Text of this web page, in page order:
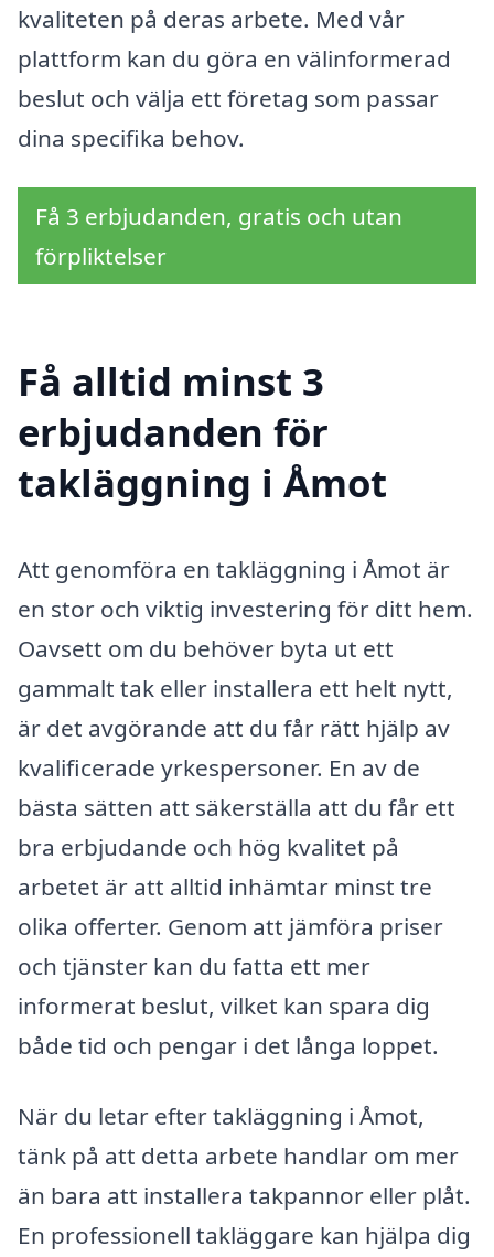
kvaliteten på deras arbete. Med vår
plattform kan du göra en välinformerad
beslut och välja ett företag som passar
dina specifika behov.
Få 3 erbjudanden, gratis och utan
förpliktelser
Få alltid minst 3
erbjudanden för
takläggning i Åmot
Att genomföra en takläggning i Åmot är
en stor och viktig investering för ditt hem.
Oavsett om du behöver byta ut ett
gammalt tak eller installera ett helt nytt,
är det avgörande att du får rätt hjälp av
kvalificerade yrkespersoner. En av de
bästa sätten att säkerställa att du får ett
bra erbjudande och hög kvalitet på
arbetet är att alltid inhämtar minst tre
olika offerter. Genom att jämföra priser
och tjänster kan du fatta ett mer
informerat beslut, vilket kan spara dig
både tid och pengar i det långa loppet.
När du letar efter takläggning i Åmot,
tänk på att detta arbete handlar om mer
än bara att installera takpannor eller plåt.
En professionell takläggare kan hjälpa dig